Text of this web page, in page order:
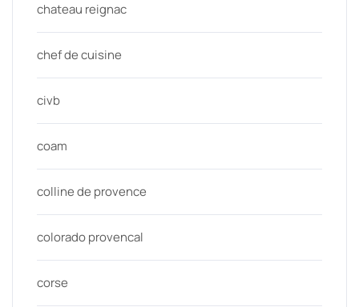
chateau reignac
chef de cuisine
civb
coam
colline de provence
colorado provencal
corse